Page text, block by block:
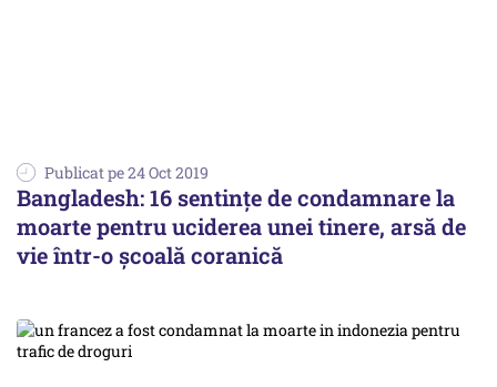
Publicat pe 24 Oct 2019
Bangladesh: 16 sentinţe de condamnare la
moarte pentru uciderea unei tinere, arsă de
vie într-o şcoală coranică